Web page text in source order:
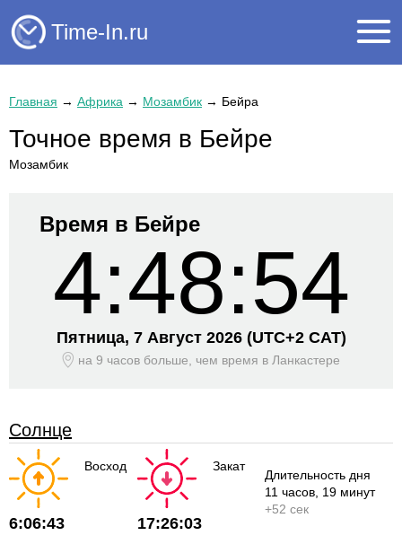
Time-In.ru
Главная → Африка → Мозамбик → Бейра
Точное время в Бейре
Мозамбик
Время в Бейре
4:48:54
Пятница, 7 Август 2026 (UTC+2 CAT)
на 9 часов больше, чем время в Ланкастере
Солнце
Восход
6:06:43
Закат
17:26:03
Длительность дня
11 часов , 19 минут
+52 сек